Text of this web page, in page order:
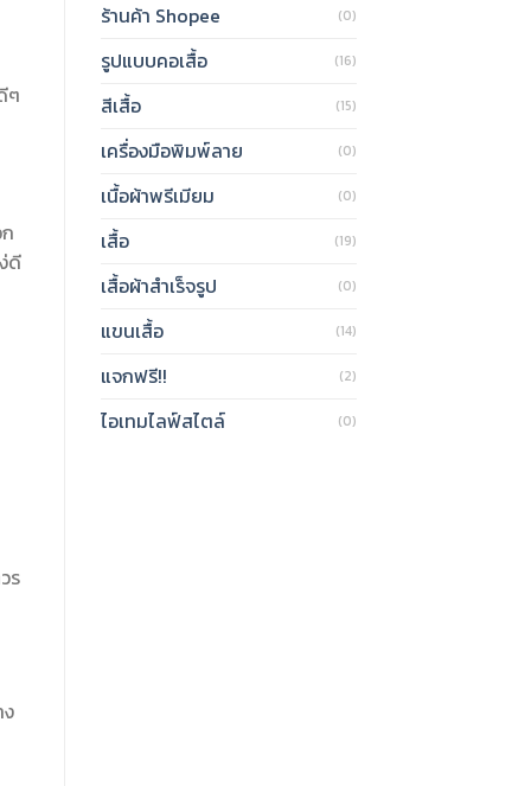
ๆ
ดี
ร
ร้านค้า Shopee (0)
รูปแบบคอเสื้อ (16)
สีเสื้อ (15)
เครื่องมือพิมพ์ลาย (0)
เนื้อผ้าพรีเมียม (0)
เสื้อ (19)
เสื้อผ้าสำเร็จรูป (0)
แขนเสื้อ (14)
แจกฟรี!! (2)
ไอเทมไลฟ์สไตล์ (0)